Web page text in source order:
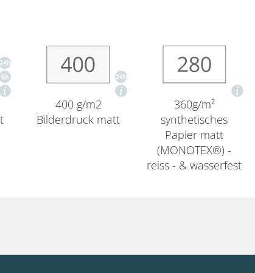
400 g/m2
Bilderdruck matt
360g/m²
synthetisches
Papier matt
(MONOTEX®) -
reiss - & wasserfest